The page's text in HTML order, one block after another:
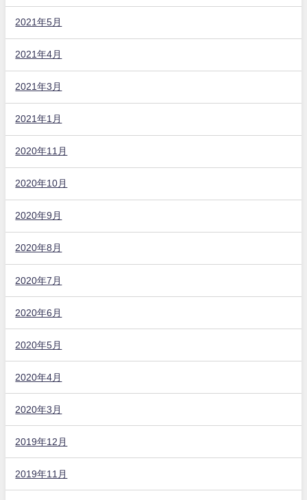
2021年5月
2021年4月
2021年3月
2021年1月
2020年11月
2020年10月
2020年9月
2020年8月
2020年7月
2020年6月
2020年5月
2020年4月
2020年3月
2019年12月
2019年11月